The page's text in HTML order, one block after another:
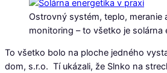
Ostrovný systém, teplo, meranie
monitoring – to všetko je solárna
To všetko bolo na ploche jedného
dom, s.r.o. Tí ukázali, že Slnko na